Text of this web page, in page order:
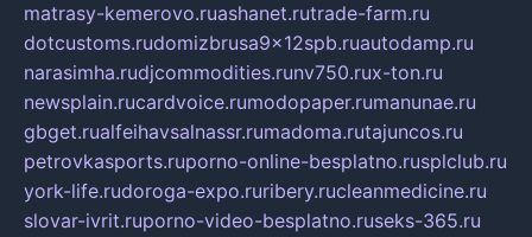
matrasy-kemerovo.ruashanet.rutrade-farm.ru
dotcustoms.rudomizbrusa9x12spb.ruautodamp.ru
narasimha.rudjcommodities.runv750.rux-ton.ru
newsplain.rucardvoice.rumodopaper.rumanunae.ru
gbget.rualfeihavsalnassr.rumadoma.rutajuncos.ru
petrovkasports.ruporno-online-besplatno.rusplclub.ru
york-life.rudoroga-expo.ruribery.rucleanmedicine.ru
slovar-ivrit.ruporno-video-besplatno.ruseks-365.ru